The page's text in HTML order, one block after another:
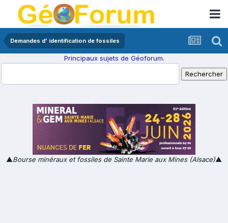
Demandes d' identification de fossiles
Principaux sujets de Géoforum.
▲Bourse minéraux et fossiles de Sainte Marie aux Mines (Alsace)▲